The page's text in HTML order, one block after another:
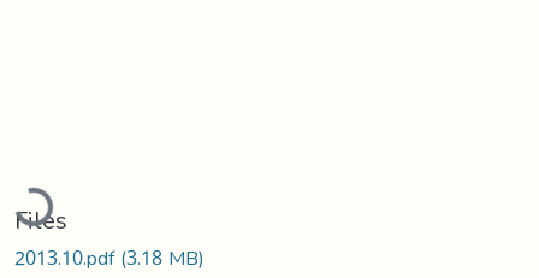
Loading...
Files
2013.10.pdf(3.18 MB)